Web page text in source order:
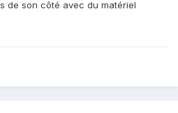
de son côté avec du matériel